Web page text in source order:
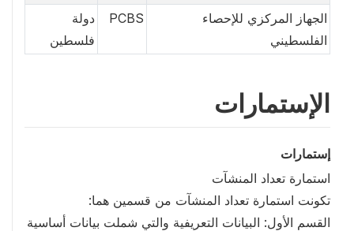
الجهاز المركزي للإحصاء
الفلسطيني
PCBS
دولة
فلسطين
الإستمارات
إستمارات
استمارة تعداد المنشآت
تكونت استمارة تعداد المنشآت من قسمين هما:
القسم الأول: البيانات التعريفية والتي شملت بيانات أساسية